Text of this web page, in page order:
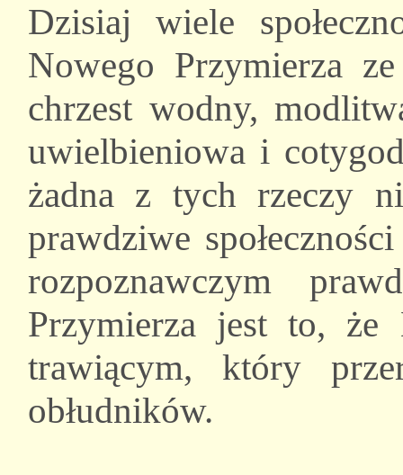
Dzisiaj wiele
Nowego Przymierza
chrzest wodny,
uwielbieniowa i
żadna z tych rzeczy
prawdziwe
rozpoznawczym
Przymierza jest to,
trawiącym, który
obłudników.